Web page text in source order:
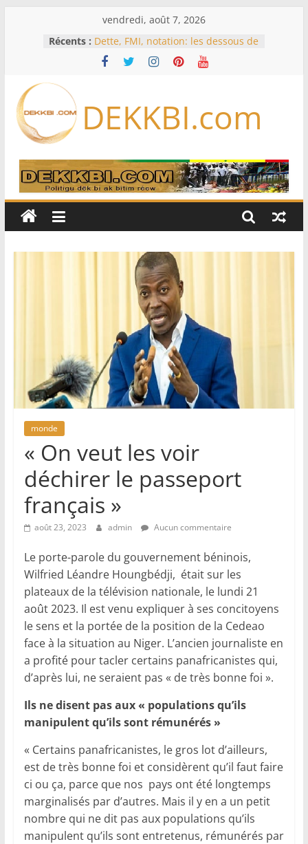
vendredi, août 7, 2026
Récents : Dette, FMI, notation: les dessous de
l’effondrement des IDE au
Sénégal…comment le Sénégal est
Bénin: Patrice Talon élu président
du Sénat, moins de trois mois
Pakistan et la Turquie signent un
accord de défense
RD Congo: Kinshasa interdit les
exportations de cuivre et de cobalt
production
extraordinaire: Six commissions
d’enquête à l’ordre du jour ce lundi
DEKKBI.com
monde
« On veut les voir
déchirer le passeport
français »
août 23, 2023 admin Aucun commentaire
Le porte-parole du gouvernement béninois,
Wilfried Léandre Houngbédji, était sur les
plateaux de la télévision nationale, le lundi 21
août 2023. Il est venu expliquer à ses concitoyens
le sens et la portée de la position de la Cedeao
face à la situation au Niger. L’ancien journaliste en
a profité pour tacler certains panafricanistes qui,
d’après lui, ne seraient pas « de très bonne foi ».
Ils ne disent pas aux « populations qu’ils
manipulent qu’ils sont rémunérés »
« Certains panafricanistes, le gros lot d’ailleurs,
est de très bonne foi et considèrent qu’il faut faire
ci ou ça, parce que nos pays ont été longtemps
marginalisés par d’autres. Mais il y en a un petit
nombre qui ne dit pas aux populations qu’ils
manipulent qu’ils sont entretenus, rémunérés par